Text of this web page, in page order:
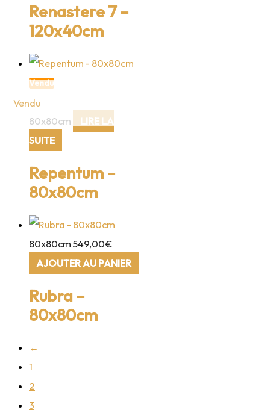
Renastere 7 –
120x40cm
Vendu
80x80cm
LIRE LA
SUITE
Repentum –
80x80cm
80x80cm 549,00€
AJOUTER AU PANIER
Rubra –
80x80cm
←
1
2
3